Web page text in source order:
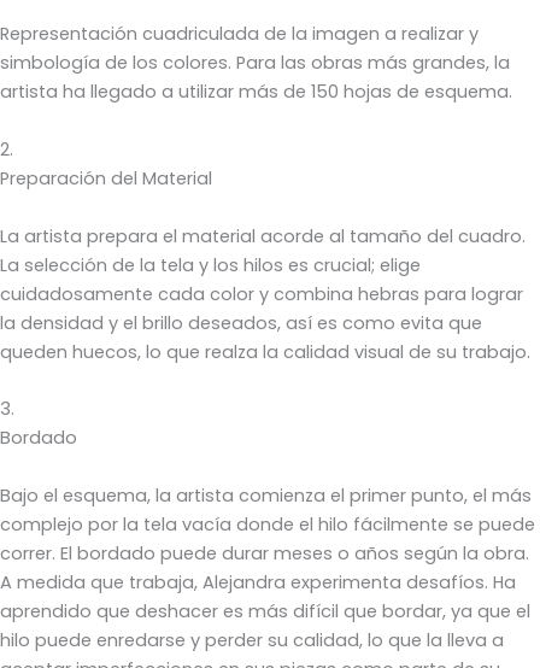
Representación cuadriculada de la imagen a realizar y
simbología de los colores. Para las obras más grandes, la
artista ha llegado a utilizar más de 150 hojas de esquema.
2.
Preparación del Material
La artista prepara el material acorde al tamaño del cuadro.
La selección de la tela y los hilos es crucial; elige
cuidadosamente cada color y combina hebras para lograr
la densidad y el brillo deseados, así es como evita que
queden huecos, lo que realza la calidad visual de su trabajo.
3.
Bordado
Bajo el esquema, la artista comienza el primer punto, el más
complejo por la tela vacía donde el hilo fácilmente se puede
correr. El bordado puede durar meses o años según la obra.
A medida que trabaja, Alejandra experimenta desafíos. Ha
aprendido que deshacer es más difícil que bordar, ya que el
hilo puede enredarse y perder su calidad, lo que la lleva a